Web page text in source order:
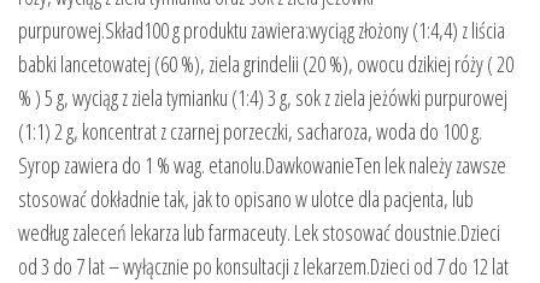
purpurowej.Skład100 g produktu zawiera:wyciąg złożony (1:4,4) z liścia
babki lancetowatej (60 %), ziela grindelii (20 %), owocu dzikiej róży ( 20
% ) 5 g, wyciąg z ziela tymianku (1:4) 3 g, sok z ziela jeżówki purpurowej
(1:1) 2 g, koncentrat z czarnej porzeczki, sacharoza, woda do 100 g.
Syrop zawiera do 1 % wag. etanolu.DawkowanieTen lek należy zawsze
stosować dokładnie tak, jak to opisano w ulotce dla pacjenta, lub
według zaleceń lekarza lub farmaceuty. Lek stosować doustnie.Dzieci
od 3 do 7 lat – wyłącznie po konsultacji z lekarzem.Dzieci od 7 do 12 lat